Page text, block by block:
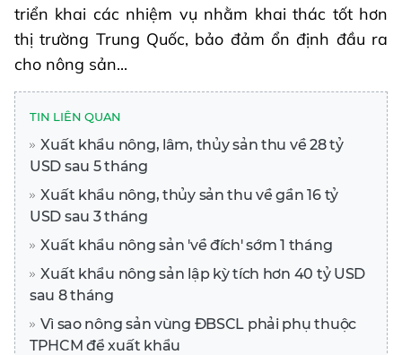
triển khai các nhiệm vụ nhằm khai thác tốt hơn
thị trường Trung Quốc, bảo đảm ổn định đầu ra
cho nông sản...
TIN LIÊN QUAN
Xuất khẩu nông, lâm, thủy sản thu về 28 tỷ
USD sau 5 tháng
Xuất khẩu nông, thủy sản thu về gần 16 tỷ
USD sau 3 tháng
Xuất khẩu nông sản 'về đích' sớm 1 tháng
Xuất khẩu nông sản lập kỳ tích hơn 40 tỷ USD
sau 8 tháng
Vì sao nông sản vùng ĐBSCL phải phụ thuộc
TPHCM để xuất khẩu